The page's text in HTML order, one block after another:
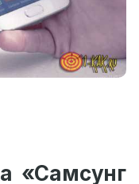
«Самсунг